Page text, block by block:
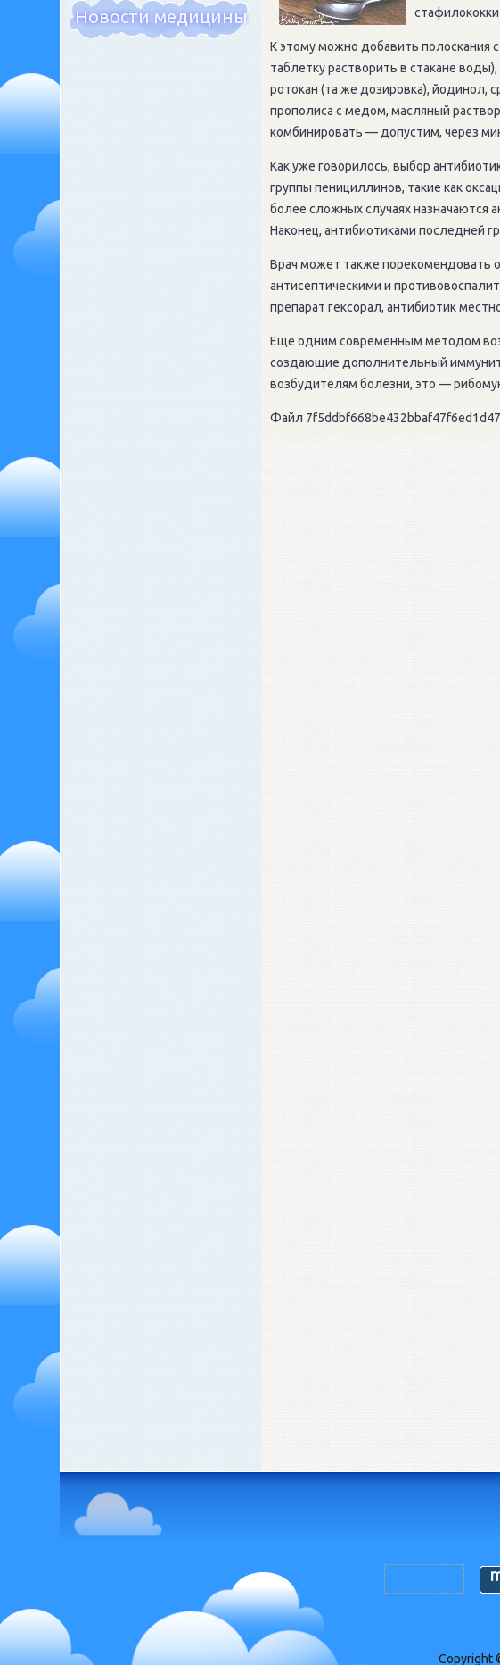
Новости медицины
К этому можно добавить полоскания
таблетку растворить в стакане
ротокан (та же дозировка), йодинол,
прополиса с медом, масляный
комбинировать — допустим, через
Как уже говорилось, выбор
группы пенициллинов, такие как
более сложных случаях назначаются
Наконец, антибиотиками последней
Врач может также порекомендовать
антисептическими и
препарат гексорал, антибиотик
Еще одним современным методом
создающие дополнительный
возбудителям болезни, это —
Файл
Copyright